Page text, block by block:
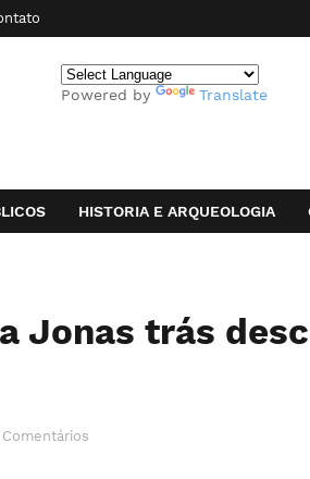
Powered by Translate
HISTORIA E ARQUEOLOGIA
Jonas trás
Comentários